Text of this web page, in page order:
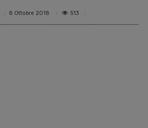
8 Ottobre 2018 513